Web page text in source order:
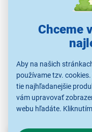
Chceme
Aby na našich
používame tzv.
tie najhľadanejšie
vám upravovať
webu hľadáte.
Príslušenstvo pre
mobilné telefóny